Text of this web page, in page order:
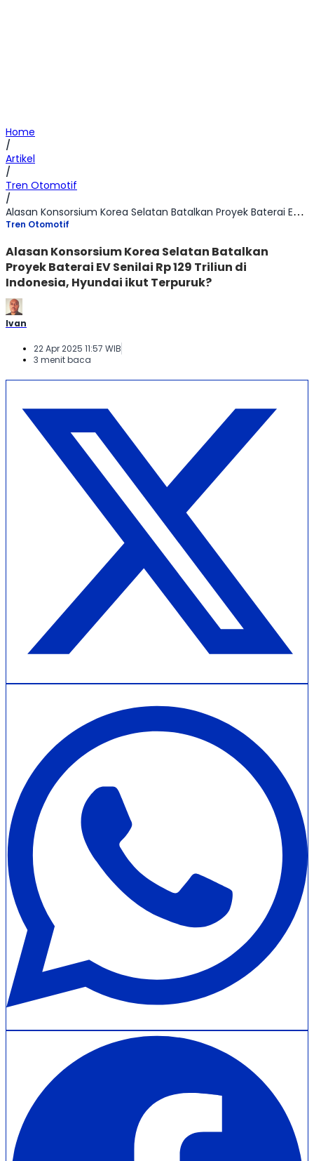
Home
/
Artikel
/
Tren Otomotif
/
Alasan Konsorsium Korea Selatan Batalkan Proyek Baterai EV Senilai Rp 129 Triliun di Indonesia, Hyundai ikut Terpuruk?
Tren Otomotif
Alasan Konsorsium Korea Selatan Batalkan
Proyek Baterai EV Senilai Rp 129 Triliun di
Indonesia, Hyundai ikut Terpuruk?
Ivan
22 Apr 2025 11:57 WIB
3 menit baca